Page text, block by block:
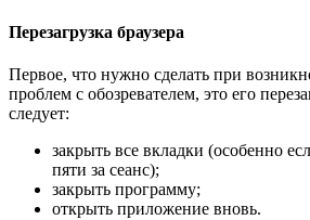
Перезагрузка браузера
Первое, что нужно сделать при
проблем с обозревателем, это его
следует:
закрыть все вкладки (особенно
пяти за сеанс);
закрыть программу;
открыть приложение вновь.